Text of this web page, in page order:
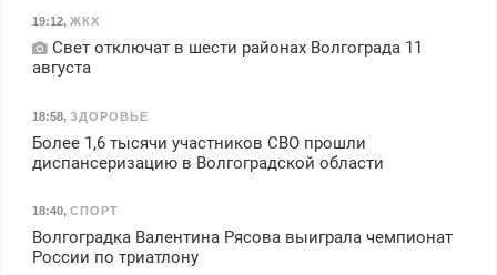
19:12, ЖКХ
Свет отключат в шести районах Волгограда 11
августа
18:58, ЗДОРОВЬЕ
Более 1,6 тысячи участников СВО прошли
диспансеризацию в Волгоградской области
18:40, СПОРТ
Волгоградка Валентина Рясова выиграла чемпионат
России по триатлону